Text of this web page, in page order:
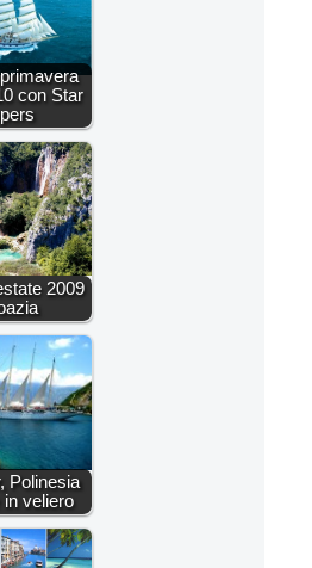
con Star
2009
Polinesia
veliero